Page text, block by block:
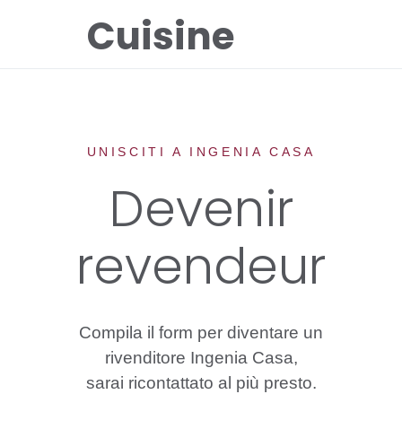
Cuisine
UNISCITI A INGENIA CASA
Devenir
revendeur
Compila il form per diventare un
rivenditore Ingenia Casa,
sarai ricontattato al più presto.